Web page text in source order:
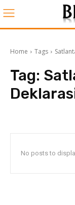
Home Tags
Tag:
No posts to